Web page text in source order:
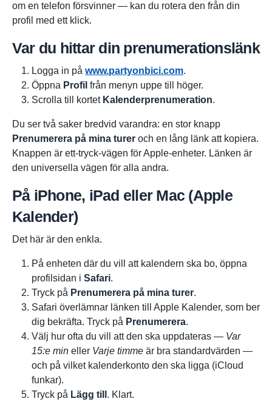
om en telefon försvinner — kan du rotera den från din
profil med ett klick.
Var du hittar din prenumerationslänk
Logga in på www.partyonbici.com.
Öppna Profil från menyn uppe till höger.
Scrolla till kortet Kalenderprenumeration.
Du ser två saker bredvid varandra: en stor knapp
Prenumerera på mina turer och en lång länk att kopiera.
Knappen är ett-tryck-vägen för Apple-enheter. Länken är
den universella vägen för alla andra.
På iPhone, iPad eller Mac (Apple
Kalender)
Det här är den enkla.
På enheten där du vill att kalendern ska bo, öppna
profilsidan i Safari.
Tryck på Prenumerera på mina turer.
Safari överlämnar länken till Apple Kalender, som ber
dig bekräfta. Tryck på Prenumerera.
Välj hur ofta du vill att den ska uppdateras — Var
15:e min eller Varje timme är bra standardvärden —
och på vilket kalenderkonto den ska ligga (iCloud
funkar).
Tryck på Lägg till . Klart.